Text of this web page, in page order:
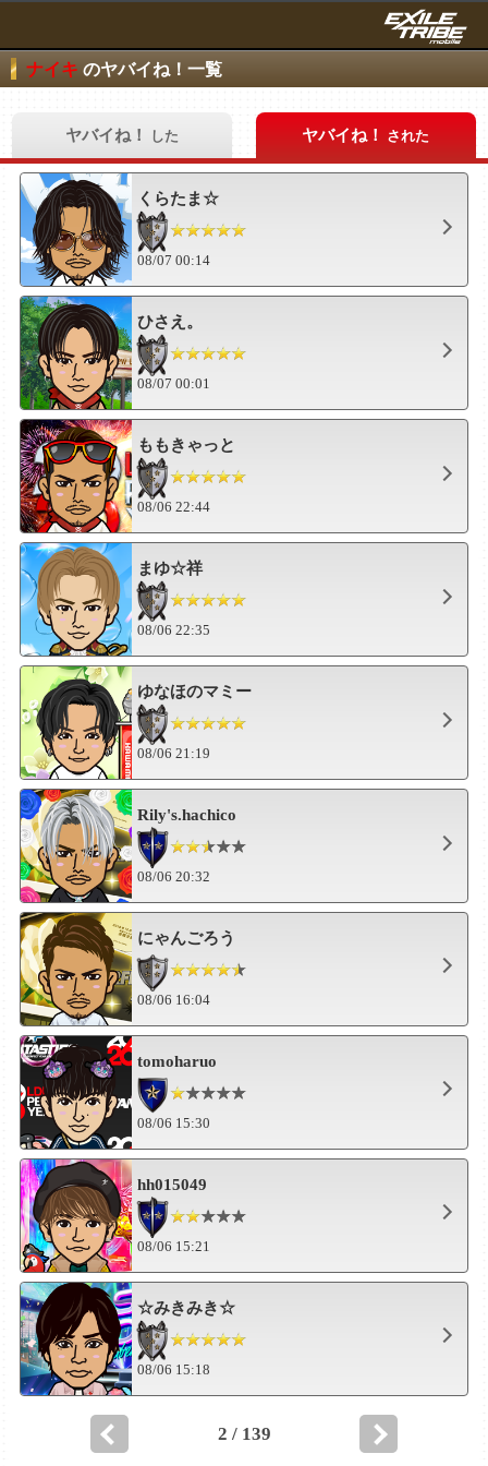
ナイキ のヤバイね！一覧
ヤバイね！ した ヤバイね！ された
くらたま☆
08/07 00:14
ひさえ。
08/07 00:01
ももきゃっと
08/06 22:44
まゆ☆祥
08/06 22:35
ゆなほのマミー
08/06 21:19
Rily's.hachico
08/06 20:32
にゃんごろう
08/06 16:04
tomoharuo
08/06 15:30
hh015049
08/06 15:21
☆みきみき☆
08/06 15:18
2 / 139